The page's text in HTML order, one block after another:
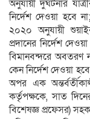
অনুযায়ী দুর্ঘটনার
নির্দেশ দেওয়া হবে
২০২০ অনুযায়ী
প্রদানের নির্দেশ
বিমানবন্দরে অবতরণ
কেন নির্দেশ দেওয়া
অপর এক
কর্তৃপক্ষকে, সাত
বিশেষজ্ঞ প্রফেসর)